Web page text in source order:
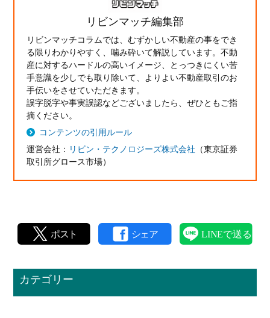
リビンマッチ編集部
リビンマッチコラムでは、むずかしい不動産の事をでき
る限りわかりやすく、噛み砕いて解説しています。不動
産に対するハードルの高いイメージ、とっつきにくい苦
手意識を少しでも取り除いて、よりよい不動産取引のお
手伝いをさせていただきます。
誤字脱字や事実誤認などございましたら、ぜひともご指
摘ください。
コンテンツの引用ルール
運営会社： リビン・テクノロジーズ株式会社 （東京証券
取引所グロース市場）
カテゴリー